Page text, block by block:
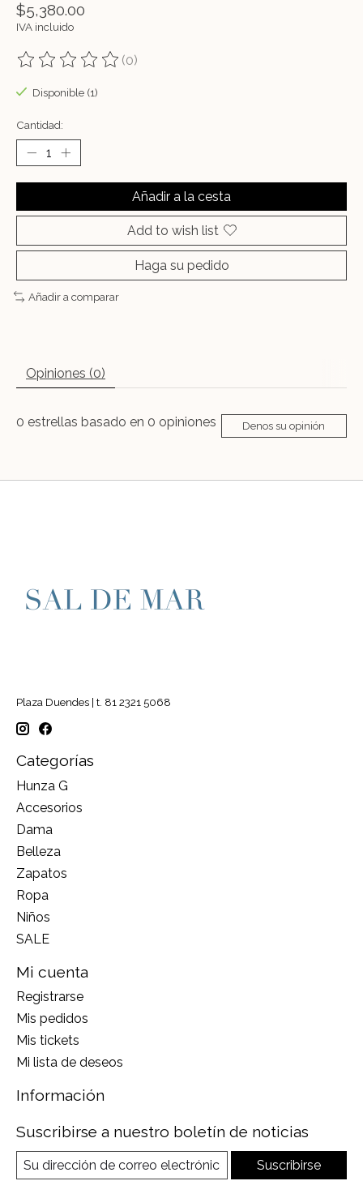
$5,380.00
IVA incluido
The rating of this product is
(0)
Disponible (1)
Cantidad:
Añadir a la cesta
Add to wish list
Haga su pedido
Añadir a comparar
Opiniones (0)
0 estrellas basado en 0 opiniones Denos su opinión
Plaza Duendes | t. 81 2321 5068
Categorías
Hunza G
Accesorios
Dama
Belleza
Zapatos
Ropa
Niños
SALE
Mi cuenta
Registrarse
Mis pedidos
Mis tickets
Mi lista de deseos
Información
Suscribirse a nuestro boletín de noticias
Suscribirse